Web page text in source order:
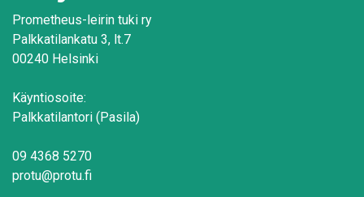
Prometheus-leirin tuki ry
Palkkatilankatu 3, lt.7
00240 Helsinki
Käyntiosoite:
Palkkatilantori (Pasila)
09 4368 5270
protu@protu.fi